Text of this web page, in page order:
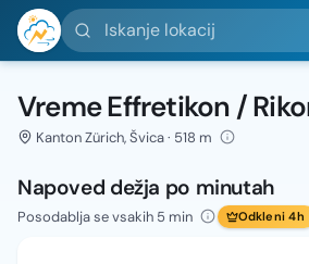
Iskanje lokacij
Vreme Effretikon /
Kanton Zürich, Švica · 518 m
Napoved dežja po minutah
Posodablja se vsakih 5 min Odkleni 4h